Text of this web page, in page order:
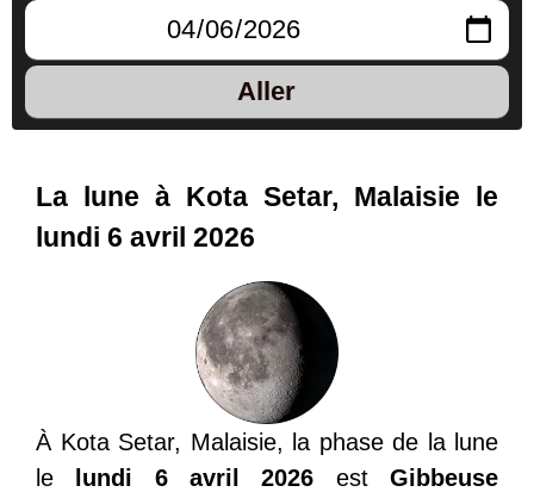
Aller
La lune à Kota Setar, Malaisie le
lundi 6 avril 2026
À Kota Setar, Malaisie, la phase de la lune
le
lundi 6 avril 2026 estGibbeuse